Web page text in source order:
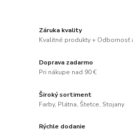
Záruka kvality
Kvalitné produkty + Odbornosť
Doprava zadarmo
Pri nákupe nad 90 €
Široký sortiment
Farby, Plátna, Štetce, Stojany
Rýchle dodanie